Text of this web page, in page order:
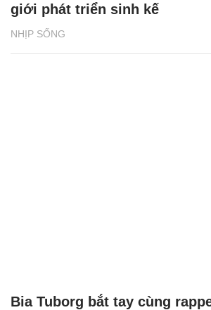
NHỊP SỐNG
giới phát triển sinh kế
Bia Tuborg bắt tay cùng